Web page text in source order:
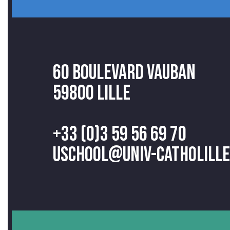
60 Boulevard Vauban
59800 Lille
+33 (0)3 59 56 69 70
uschool@univ-